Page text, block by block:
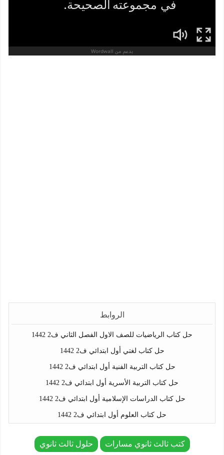
الروابط
حل كتاب الرياضيات للصف الاول الفصل الثاني ف2 1442
حل كتاب لغتي أول ابتدائي ف2 1442
حل كتاب التربية الفنية أول ابتدائي ف2 1442
حل كتاب التربية الأسرية أول ابتدائي ف2 1442
حل كتاب الدراسات الإسلامية أول ابتدائي ف2 1442
حل كتاب العلوم أول ابتدائي ف2 1442
كتب ثالث ثانوي مسارات حلول ثالث ثانوي